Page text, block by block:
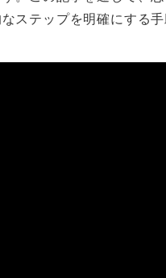
ステップを明確にする手